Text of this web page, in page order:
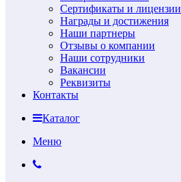
Сертификаты и лицензии
Награды и достижения
Наши партнеры
Отзывы о компании
Наши сотрудники
Вакансии
Реквизиты
Контакты
Каталог
Меню